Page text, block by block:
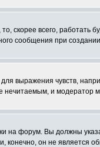
скорее всего, работать
сообщения при
выражения чувств,
нечитаемым, и
на форум. Вы должны
он не